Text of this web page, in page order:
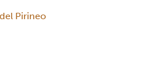
Pirineo